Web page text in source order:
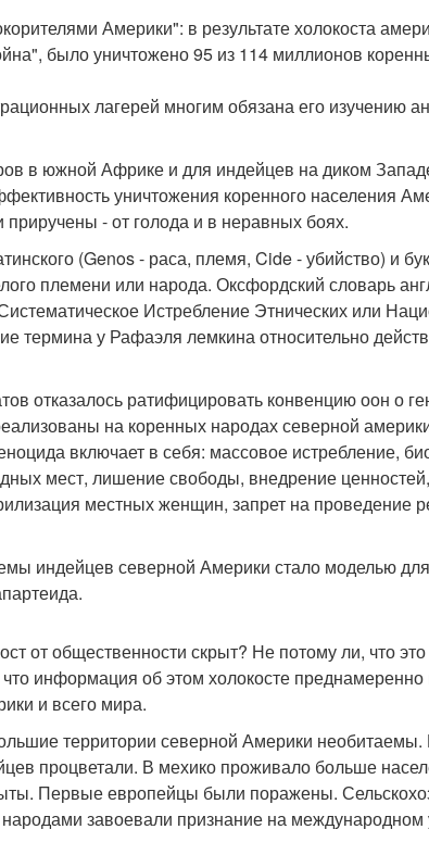
Америки": в результате холокоста
было уничтожено 95 из 114 миллионов
лагерей многим обязана его изучению
в южной Африке и для индейцев на диком
уничтожения коренного населения
- от голода и в неравных боях.
(Genos - раса, племя, Cide - убийство) и
племени или народа. Оксфордский словарь
Истребление Этнических или
термина у Рафаэля лемкина относительно
отказалось ратифицировать конвенцию оон о
на коренных народах северной
включает в себя: массовое истребление,
мест, лишение свободы, внедрение
местных женщин, запрет на проведение
индейцев северной Америки стало моделью
от общественности скрыт? Не потому ли, что
информация об этом холокосте
и всего мира.
территории северной Америки
процветали. В мехико проживало больше
Первые европейцы были поражены.
завоевали признание на международном